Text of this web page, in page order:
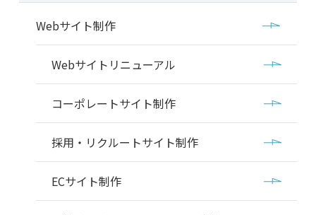
Webサイト制作
Webサイトリニューアル
コーポレートサイト制作
採用・リクルートサイト制作
ECサイト制作